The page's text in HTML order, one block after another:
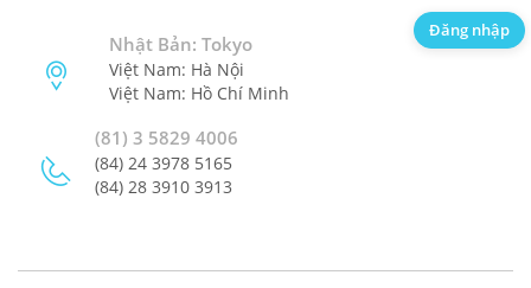
Nhật Bản: Tokyo
Việt Nam: Hà Nội
Việt Nam: Hồ Chí Minh
(81) 3 5829 4006
(84) 24 3978 5165
(84) 28 3910 3913
Đăng nhập